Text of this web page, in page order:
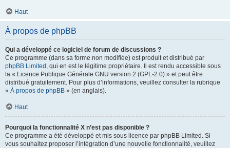
Haut
À propos de phpBB
Qui a développé ce logiciel de forum de discussions ?
Ce programme (dans sa forme non modifiée) est produit et distribué par
phpBB Limited , qui en est le légitime propriétaire. Il est rendu accessible sous
la « Licence Publique Générale GNU version 2 (GPL-2.0) » et peut être
distribué gratuitement. Pour plus d’informations, veuillez consulter la rubrique
« À propos de phpBB » (en anglais).
Haut
Pourquoi la fonctionnalité X n’est pas disponible ?
Ce programme a été développé et mis sous licence par phpBB Limited. Si
vous souhaitez proposer l’intégration d’une nouvelle fonctionnalité, veuillez